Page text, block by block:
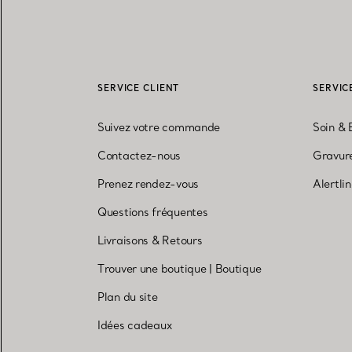
SERVICE CLIENT
Suivez votre commande
Contactez-nous
Prenez rendez-vous
Questions fréquentes
Livraisons & Retours
Trouver une boutique| Boutique
Plan du site
Idées cadeaux
Soin &